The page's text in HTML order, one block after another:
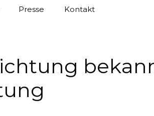
Presse Kontakt